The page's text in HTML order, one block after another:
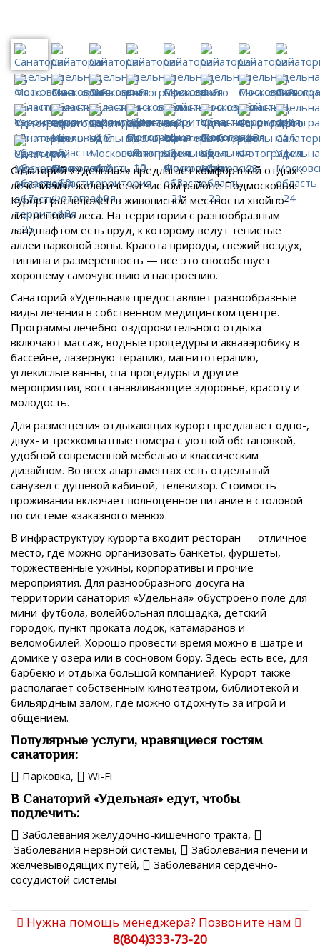
Санаторий «Удельная» предлагает комфортный отдых с
лечением в экологически чистом районе Подмосковья.
Курорт расположен в живописной местности хвойно-
лиственного леса. На территории с разнообразным
ландшафтом есть пруд, к которому ведут тенистые
аллеи парковой зоны. Красота природы, свежий воздух,
тишина и размеренность — все это способствует
хорошему самочувствию и настроению.
Санаторий «Удельная» предоставляет разнообразные
виды лечения в собственном медицинском центре.
Программы лечебно-оздоровительного отдыха
включают массаж, водные процедуры и аквааэробику в
бассейне, лазерную терапию, магнитотерапию,
углекислые ванны, спа-процедуры и другие
мероприятия, восстанавливающие здоровье, красоту и
молодость.
Для размещения отдыхающих курорт предлагает одно-,
двух- и трехкомнатные номера с уютной обстановкой,
удобной современной мебелью и классическим
дизайном. Во всех апартаментах есть отдельный
санузел с душевой кабиной, телевизор. Стоимость
проживания включает полноценное питание в столовой
по системе «заказного меню».
В инфраструктуру курорта входит ресторан — отличное
место, где можно организовать банкеты, фуршеты,
торжественные ужины, корпоративы и прочие
мероприятия. Для разнообразного досуга на
территории санатория «Удельная» обустроено поле для
мини-футбола, волейбольная площадка, детский
городок, пункт проката лодок, катамаранов и
веломобилей. Хорошо провести время можно в шатре и
домике у озера или в сосновом бору. Здесь есть все, для
барбекю и отдыха большой компанией. Курорт также
располагает собственным кинотеатром, библиотекой и
бильярдным залом, где можно отдохнуть за игрой и
общением.
Популярные услуги, нравящиеся гостям
санатория:
Парковка, Wi-Fi
В Санаторий «Удельная» едут, чтобы
подлечить:
Заболевания желудочно-кишечного тракта,
Заболевания нервной системы,
Заболевания печени и
желчевыводящих путей,
Заболевания сердечно-
сосудистой системы
Нужна помощь менеджера? Позвоните нам
8(804)333-73-20